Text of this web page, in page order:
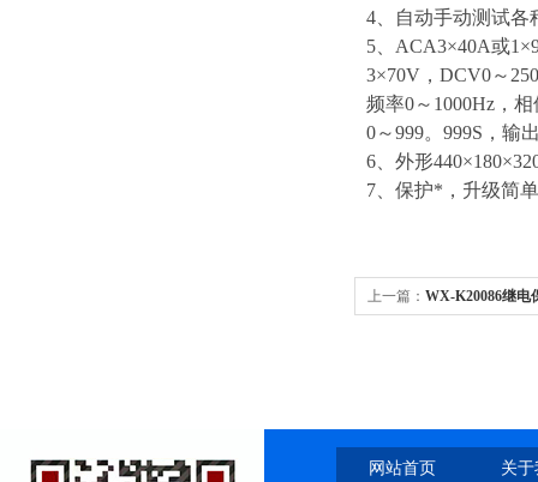
4、自动手动测试各
5、ACA3×40A或
3×70V，DCV0～
频率0～1000Hz，
0～999。999S，输
6、外形
7、保护*，升级简
上一篇： WX-K20086继电
网站首页 关